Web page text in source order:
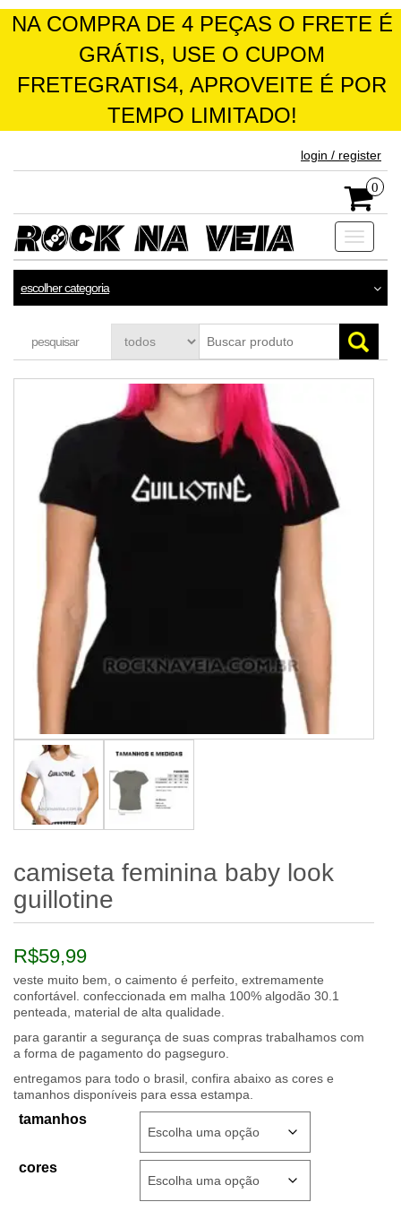
NA COMPRA DE 4 PEÇAS O FRETE É
GRÁTIS, USE O CUPOM
FRETEGRATIS4, APROVEITE É POR
TEMPO LIMITADO!
login / register
0
Toggle
escolher categoria
pesquisar
camiseta feminina baby look
guillotine
R$59,99
veste muito bem, o caimento é perfeito, extremamente
confortável. confeccionada em malha 100% algodão 30.1
penteada, material de alta qualidade.
para garantir a segurança de suas compras trabalhamos com
a forma de pagamento do pagseguro.
entregamos para todo o brasil, confira abaixo as cores e
tamanhos disponíveis para essa estampa.
tamanhos
cores